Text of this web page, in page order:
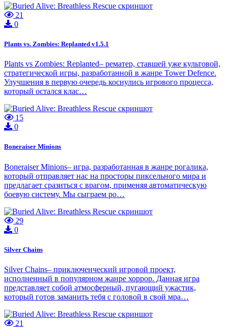
21
0
Plants vs. Zombies: Replanted v1.5.1
Plants vs Zombies: Replanted– рематер, ставшей уже культовой,
стратегической игры, разработанной в жанре Tower Defence.
Улучшения в первую очередь коснулись игрового процесса,
который остался клас…
15
0
Boneraiser Minions
Boneraiser Minions– игра, разработанная в жанре рогалика,
который отправляет нас на просторы пиксельного мира и
предлагает сразиться с врагом, применяя автоматическую
боевую систему. Мы сыграем ро…
29
0
Silver Chains
Silver Chains– приключенческий игровой проект,
исполненный в популярном жанре хоррор. Данная игра
представляет собой атмосферный, пугающий ужастик,
который готов заманить тебя с головой в свой мра…
21